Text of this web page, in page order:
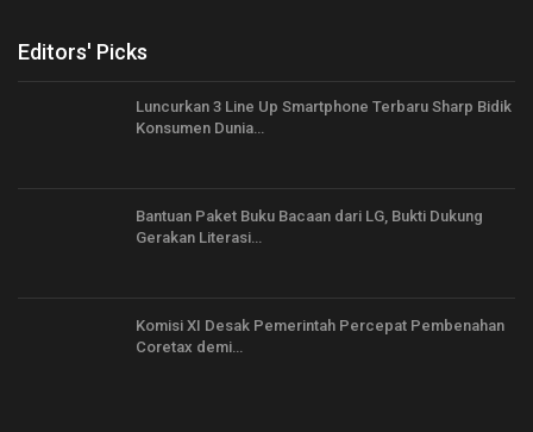
Editors' Picks
Luncurkan 3 Line Up Smartphone Terbaru Sharp Bidik
Konsumen Dunia…
Bantuan Paket Buku Bacaan dari LG, Bukti Dukung
Gerakan Literasi…
Komisi XI Desak Pemerintah Percepat Pembenahan
Coretax demi…